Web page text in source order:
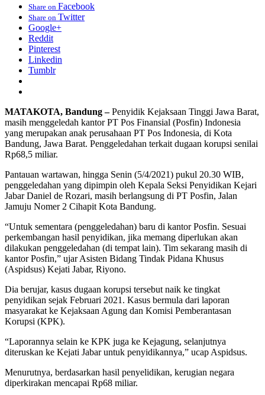
Share on Facebook
Share on Twitter
Google+
Reddit
Pinterest
Linkedin
Tumblr
MATAKOTA, Bandung –Penyidik Kejaksaan Tinggi Jawa Barat,
masih menggeledah kantor PT Pos Finansial (Posfin) Indonesia
yang merupakan anak perusahaan PT Pos Indonesia, di Kota
Bandung, Jawa Barat. Penggeledahan terkait dugaan korupsi senilai
Rp68,5 miliar.
Pantauan wartawan, hingga Senin (5/4/2021) pukul 20.30 WIB,
penggeledahan yang dipimpin oleh Kepala Seksi Penyidikan Kejari
Jabar Daniel de Rozari, masih berlangsung di PT Posfin, Jalan
Jamuju Nomer 2 Cihapit Kota Bandung.
“Untuk sementara (penggeledahan) baru di kantor Posfin. Sesuai
perkembangan hasil penyidikan, jika memang diperlukan akan
dilakukan penggeledahan (di tempat lain). Tim sekarang masih di
kantor Posfin,” ujar Asisten Bidang Tindak Pidana Khusus
(Aspidsus) Kejati Jabar, Riyono.
Dia berujar, kasus dugaan korupsi tersebut naik ke tingkat
penyidikan sejak Februari 2021. Kasus bermula dari laporan
masyarakat ke Kejaksaan Agung dan Komisi Pemberantasan
Korupsi (KPK).
“Laporannya selain ke KPK juga ke Kejagung, selanjutnya
diteruskan ke Kejati Jabar untuk penyidikannya,” ucap Aspidsus.
Menurutnya, berdasarkan hasil penyelidikan, kerugian negara
diperkirakan mencapai Rp68 miliar.